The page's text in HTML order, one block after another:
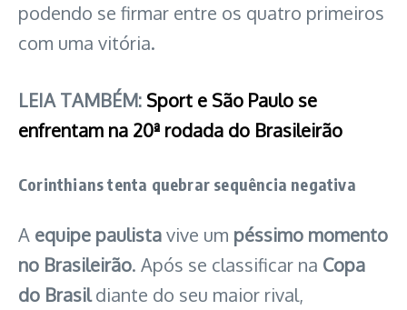
podendo se firmar entre os quatro primeiros
com uma vitória.
LEIA TAMBÉM: Sport e São Paulo se
enfrentam na 20ª rodada do Brasileirão
Corinthians tenta quebrar sequência negativa
A equipe paulistavive um péssimo momento
no Brasileirão. Após se classificar na Copa
do Brasildiante do seu maior rival,